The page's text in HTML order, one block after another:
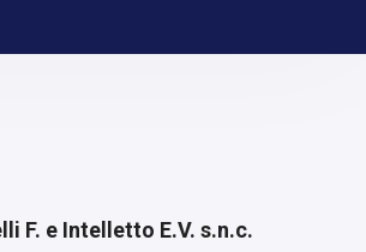
F. e Intelletto E.V. s.n.c.